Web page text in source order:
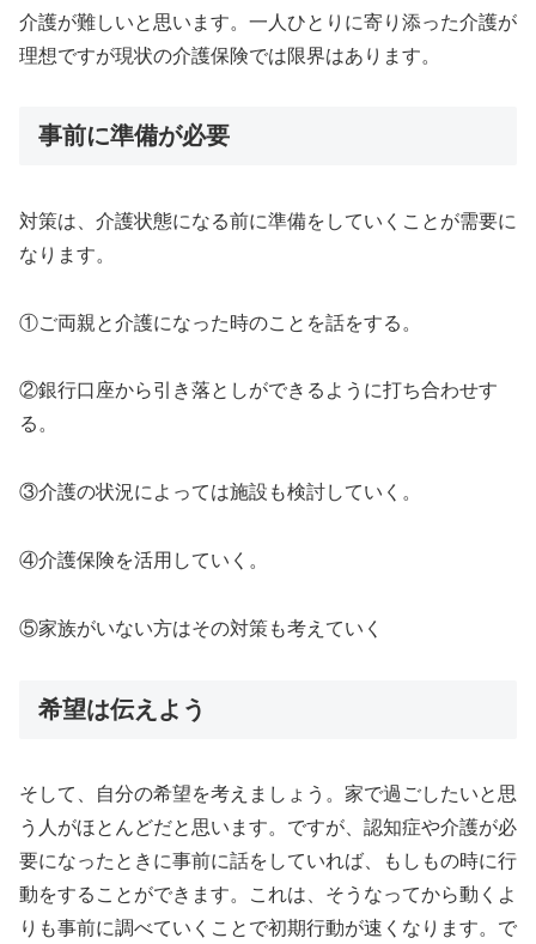
介護が難しいと思います。一人ひとりに寄り添った介護が
理想ですが現状の介護保険では限界はあります。
事前に準備が必要
対策は、介護状態になる前に準備をしていくことが需要に
なります。
①ご両親と介護になった時のことを話をする。
②銀行口座から引き落としができるように打ち合わせす
る。
③介護の状況によっては施設も検討していく。
④介護保険を活用していく。
⑤家族がいない方はその対策も考えていく
希望は伝えよう
そして、自分の希望を考えましょう。家で過ごしたいと思
う人がほとんどだと思います。ですが、認知症や介護が必
要になったときに事前に話をしていれば、もしもの時に行
動をすることができます。これは、そうなってから動くよ
りも事前に調べていくことで初期行動が速くなります。で